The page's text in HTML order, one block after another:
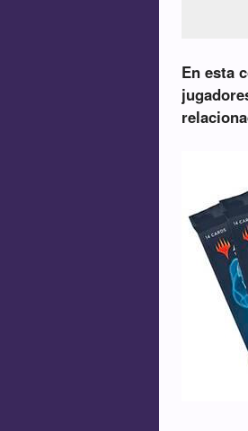
En esta